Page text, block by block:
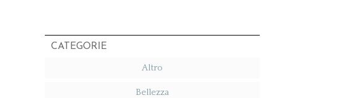
CATEGORIE
Altro
Bellezza